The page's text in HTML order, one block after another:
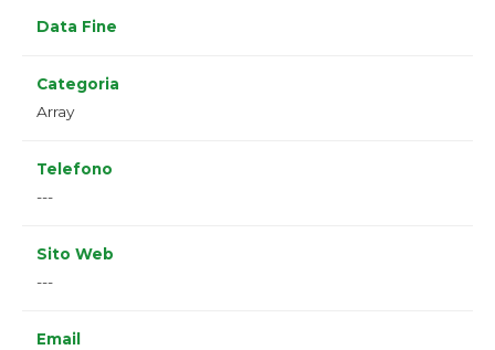
Data Fine
Categoria
Array
Telefono
---
Sito Web
---
Email